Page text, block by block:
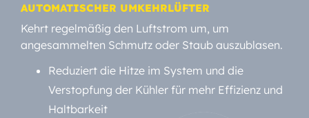
AUTOMATISCHER UMKEHRLÜFTER
Kehrt regelmäßig den Luftstrom um, um
angesammelten Schmutz oder Staub auszublasen.
Reduziert die Hitze im System und die
Verstopfung der Kühler für mehr Effizienz und
Haltbarkeit